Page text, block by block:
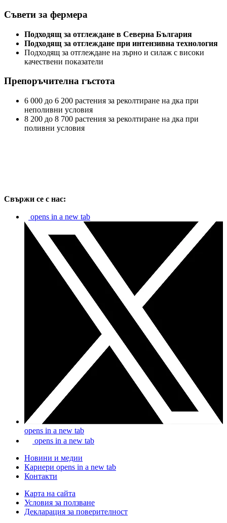
Съвети за фермера
Подходящ за отглеждане в Северна България
Подходящ за отглеждане при интензивна технология
Подходящ за отглеждане на зърно и силаж с високи
качествени показатели
Препоръчителна гъстота
6 000 до 6 200 растения за реколтиране на дка при
неполивни условия
8 200 до 8 700 растения за реколтиране на дка при
поливни условия
Свържи се с нас:
opens in a new tab
opens in a new tab
opens in a new tab
Новини и медии
Кариери opens in a new tab
Контакти
Карта на сайта
Условия за ползване
Декларация за поверителност